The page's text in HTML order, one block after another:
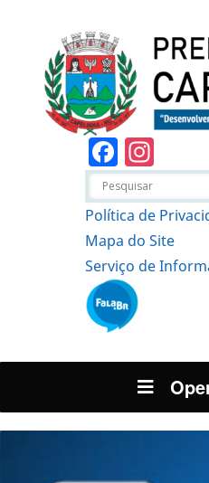
Política de
Mapa do Site
Serviço de